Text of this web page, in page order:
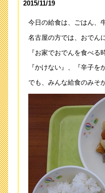
「夏祭り」の中止につ
2018年度 夏祭りにつ
平成30年度 学校見
第31回公開研究会へ
2018年2月15日 07:38
「第３１回 公開研究
2017年12月13日 18:22
「第３１回 公開研
2017年6月 1日 08:00
中庭改修工事 終了
2015/11/19
今日の給食は、ごはん、
名古屋の方では、おでん
『お家でおでんを食べる
『かけない』、『辛子を
でも、みんな給食のみそ